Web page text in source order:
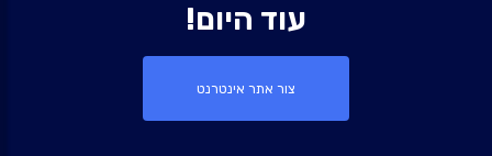
עוד היום!
צור אתר אינטרנט